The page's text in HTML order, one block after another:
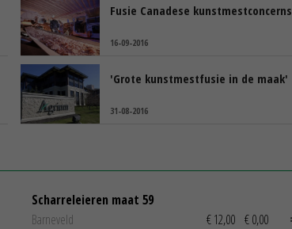
Fusie Canadese kunstmestconcerns
16-09-2016
'Grote kunstmestfusie in de maak'
31-08-2016
Scharreleieren maat 59
Barneveld
€ 12,00 € 0,00